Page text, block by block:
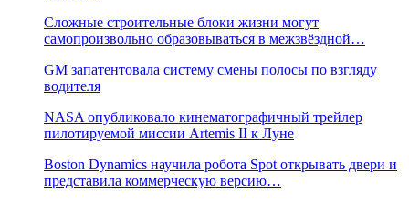
Сложные строительные блоки жизни могут
самопроизвольно образовываться в межзвёздной…
GM запатентовала систему смены полосы по взгляду
водителя
NASA опубликовало кинематографичный трейлер
пилотируемой миссии Artemis II к Луне
Boston Dynamics научила робота Spot открывать двери и
представила коммерческую версию…